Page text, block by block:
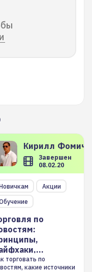
Кирилл
Завершен
08.02.20
Акции
по
торговать по
какие источники